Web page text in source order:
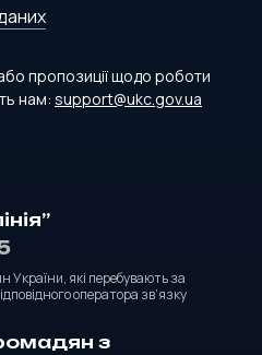
пропозиції щодо роботи
нам: support@ukc.gov.ua
які перебувають за
оператора зв’язку
з